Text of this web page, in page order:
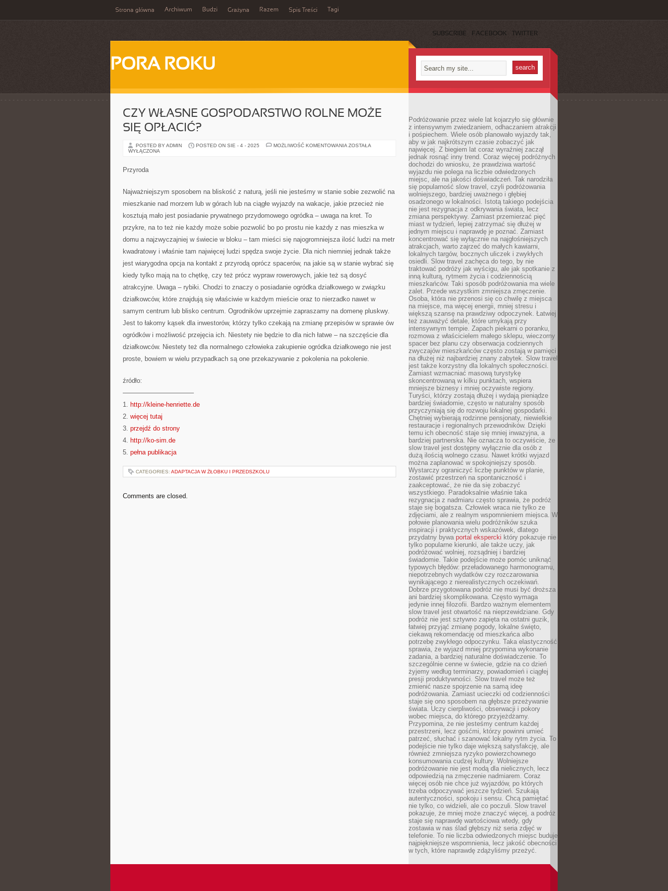
Strona główna Archiwum Budzi Grażyna Razem Spis Treści Tagi
SUBSCRIBE FACEBOOK TWITTER
PORA ROKU
CZY WŁASNE GOSPODARSTWO ROLNE MOŻE
SIĘ OPŁACIĆ?
POSTED BY ADMIN POSTED ON SIE - 4 - 2025 MOŻLIWOŚĆ KOMENTOWANIA CZY
ZOSTAŁA
WYŁĄCZONA
Przyroda
Najważniejszym sposobem na bliskość z naturą, jeśli nie jesteśmy w stanie sobie zezwolić na
mieszkanie nad morzem lub w górach lub na ciągłe wyjazdy na wakacje, jakie przecież nie
kosztują mało jest posiadanie prywatnego przydomowego ogródka – uwaga na kret. To
przykre, na to też nie każdy może sobie pozwolić bo po prostu nie każdy z nas mieszka w
domu a najzwyczajniej w świecie w bloku – tam mieści się najogromniejsza ilość ludzi na metr
kwadratowy i właśnie tam najwięcej ludzi spędza swoje życie. Dla nich niemniej jednak także
jest wiarygodna opcja na kontakt z przyrodą oprócz spacerów, na jakie są w stanie wybrać się
kiedy tylko mają na to chętkę, czy też prócz wypraw rowerowych, jakie też są dosyć
atrakcyjne. Uwaga – rybiki. Chodzi to znaczy o posiadanie ogródka działkowego w związku
działkowców, które znajdują się właściwie w każdym mieście oraz to nierzadko nawet w
samym centrum lub blisko centrum. Ogrodników uprzejmie zapraszamy na domenę pluskwy.
Jest to łakomy kąsek dla inwestorów, którzy tylko czekają na zmianę przepisów w sprawie ów
ogródków i możliwość przejęcia ich. Niestety nie będzie to dla nich łatwe – na szczęście dla
działkowców. Niestety też dla normalnego człowieka zakupienie ogródka działkowego nie jest
proste, bowiem w wielu przypadkach są one przekazywanie z pokolenia na pokolenie.
źródło:
———————————
1. http://kleine-henriette.de
2. więcej tutaj
3. przejdź do strony
4. http://ko-sim.de
5. pełna publikacja
CATEGORIES: ADAPTACJA W ŻŁOBKU I PRZEDSZKOLU
Comments are closed.
Podróżowanie przez wiele lat kojarzyło się głównie
z intensywnym zwiedzaniem, odhaczaniem atrakcji
i pośpiechem. Wiele osób planowało wyjazdy tak,
aby w jak najkrótszym czasie zobaczyć jak
najwięcej. Z biegiem lat coraz wyraźniej zaczął
jednak rosnąć inny trend. Coraz więcej podróżnych
dochodzi do wniosku, że prawdziwa wartość
wyjazdu nie polega na liczbie odwiedzonych
miejsc, ale na jakości doświadczeń. Tak narodziła
się popularność slow travel, czyli podróżowania
wolniejszego, bardziej uważnego i głębiej
osadzonego w lokalności. Istotą takiego podejścia
nie jest rezygnacja z odkrywania świata, lecz
zmiana perspektywy. Zamiast przemierzać pięć
miast w tydzień, lepiej zatrzymać się dłużej w
jednym miejscu i naprawdę je poznać. Zamiast
koncentrować się wyłącznie na najgłośniejszych
atrakcjach, warto zajrzeć do małych kawiarni,
lokalnych targów, bocznych uliczek i zwykłych
osiedli. Slow travel zachęca do tego, by nie
traktować podróży jak wyścigu, ale jak spotkanie z
inną kulturą, rytmem życia i codziennością
mieszkańców. Taki sposób podróżowania ma wiele
zalet. Przede wszystkim zmniejsza zmęczenie.
Osoba, która nie przenosi się co chwilę z miejsca
na miejsce, ma więcej energii, mniej stresu i
większą szansę na prawdziwy odpoczynek. Łatwiej
też zauważyć detale, które umykają przy
intensywnym tempie. Zapach piekarni o poranku,
rozmowa z właścicielem małego sklepu, wieczorny
spacer bez planu czy obserwacja codziennych
zwyczajów mieszkańców często zostają w pamięci
na dłużej niż najbardziej znany zabytek. Slow travel
jest także korzystny dla lokalnych społeczności.
Zamiast wzmacniać masową turystykę
skoncentrowaną w kilku punktach, wspiera
mniejsze biznesy i mniej oczywiste regiony.
Turyści, którzy zostają dłużej i wydają pieniądze
bardziej świadomie, często w naturalny sposób
przyczyniają się do rozwoju lokalnej gospodarki.
Chętniej wybierają rodzinne pensjonaty, niewielkie
restauracje i regionalnych przewodników. Dzięki
temu ich obecność staje się mniej inwazyjna, a
bardziej partnerska. Nie oznacza to oczywiście, że
slow travel jest dostępny wyłącznie dla osób z
dużą ilością wolnego czasu. Nawet krótki wyjazd
można zaplanować w spokojniejszy sposób.
Wystarczy ograniczyć liczbę punktów w planie,
zostawić przestrzeń na spontaniczność i
zaakceptować, że nie da się zobaczyć
wszystkiego. Paradoksalnie właśnie taka
rezygnacja z nadmiaru często sprawia, że podróż
staje się bogatsza. Człowiek wraca nie tylko ze
zdjęciami, ale z realnym wspomnieniem miejsca. W
połowie planowania wielu podróżników szuka
inspiracji i praktycznych wskazówek, dlatego
przydatny bywa portal ekspercki który pokazuje nie
tylko popularne kierunki, ale także uczy, jak
podróżować wolniej, rozsądniej i bardziej
świadomie. Takie podejście może pomóc uniknąć
typowych błędów: przeładowanego harmonogramu,
niepotrzebnych wydatków czy rozczarowania
wynikającego z nierealistycznych oczekiwań.
Dobrze przygotowana podróż nie musi być droższa
ani bardziej skomplikowana. Często wymaga
jedynie innej filozofii. Bardzo ważnym elementem
slow travel jest otwartość na nieprzewidziane. Gdy
podróż nie jest sztywno zapięta na ostatni guzik,
łatwiej przyjąć zmianę pogody, lokalne święto,
ciekawą rekomendację od mieszkańca albo
potrzebę zwykłego odpoczynku. Taka elastyczność
sprawia, że wyjazd mniej przypomina wykonanie
zadania, a bardziej naturalne doświadczenie. To
szczególnie cenne w świecie, gdzie na co dzień
żyjemy według terminarzy, powiadomień i ciągłej
presji produktywności. Slow travel może też
zmienić nasze spojrzenie na samą ideę
podróżowania. Zamiast ucieczki od codzienności
staje się ono sposobem na głębsze przeżywanie
świata. Uczy cierpliwości, obserwacji i pokory
wobec miejsca, do którego przyjeżdżamy.
Przypomina, że nie jesteśmy centrum każdej
przestrzeni, lecz gośćmi, którzy powinni umieć
patrzeć, słuchać i szanować lokalny rytm życia. To
podejście nie tylko daje większą satysfakcję, ale
również zmniejsza ryzyko powierzchownego
konsumowania cudzej kultury. Wolniejsze
podróżowanie nie jest modą dla nielicznych, lecz
odpowiedzią na zmęczenie nadmiarem. Coraz
więcej osób nie chce już wyjazdów, po których
trzeba odpoczywać jeszcze tydzień. Szukają
autentyczności, spokoju i sensu. Chcą pamiętać
nie tylko, co widzieli, ale co poczuli. Slow travel
pokazuje, że mniej może znaczyć więcej, a podróż
staje się naprawdę wartościowa wtedy, gdy
zostawia w nas ślad głębszy niż seria zdjęć w
telefonie. To nie liczba odwiedzonych miejsc buduje
najpiękniejsze wspomnienia, lecz jakość obecności
w tych, które naprawdę zdążyliśmy przeżyć.